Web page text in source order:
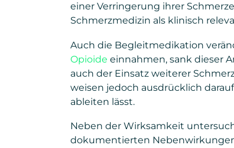
einer Verringerung ihrer
Schmerzmedizin als klinisch
Auch die Begleitmedikation
Opioide einnahmen, sank dieser
auch der Einsatz weiterer
weisen jedoch ausdrücklich
ableiten lässt.
Neben der Wirksamkeit
dokumentierten